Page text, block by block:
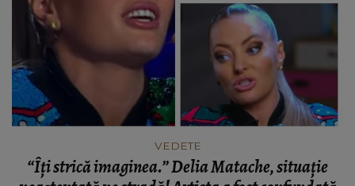
VEDETE
“Îți strică imaginea.” Delia Matache, situație